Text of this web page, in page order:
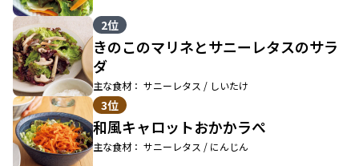
2位
きのこのマリネとサニーレタスのサラ
ダ
主な食材： サニーレタス / しいたけ
3位
和風キャロットおかかラぺ
主な食材： サニーレタス / にんじん